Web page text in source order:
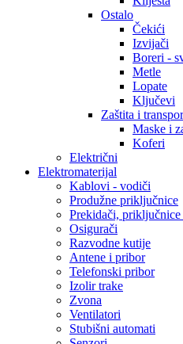
Ostalo
Čekići
Izvijači
Boreri -
Metle
Lopate
Ključevi
Zaštita i
Maske i
Koferi
Električni
Elektromaterijal
Kablovi - vodiči
Produžne priključnice
Prekidači,
Osigurači
Razvodne kutije
Antene i pribor
Telefonski pribor
Izolir trake
Zvona
Ventilatori
Stubišni automati